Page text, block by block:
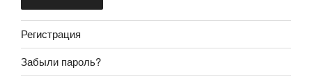
Регистрация
Забыли пароль?